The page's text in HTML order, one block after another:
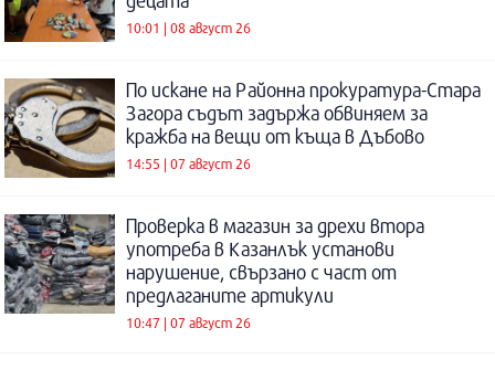
10:01 | 08 август 26
По искане на Районна прокуратура-Стара
Загора съдът задържа обвиняем за
кражба на вещи от къща в Дъбово
14:55 | 07 август 26
Проверка в магазин за дрехи втора
употреба в Казанлък установи
нарушение, свързано с част от
предлаганите артикули
10:47 | 07 август 26